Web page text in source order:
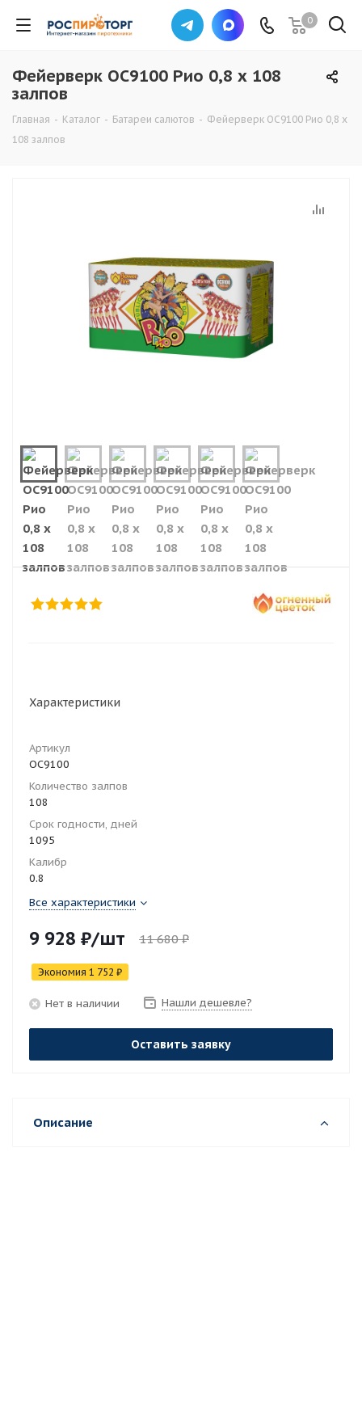
0
Фейерверк ОС9100 Рио 0,8 х 108
залпов
Главная - Каталог - Батареи салютов - Фейерверк ОС9100 Рио 0,8 х
108 залпов
Характеристики
Артикул
ОС9100
Количество залпов
108
Срок годности, дней
1095
Калибр
0.8
Все характеристики
9 928 ₽/шт 11 680₽
Экономия 1 752 ₽
Нет в наличии Нашли дешевле?
Оставить заявку
Описание